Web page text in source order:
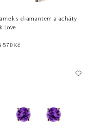
s diamantem a acháty
Love
570 Kč